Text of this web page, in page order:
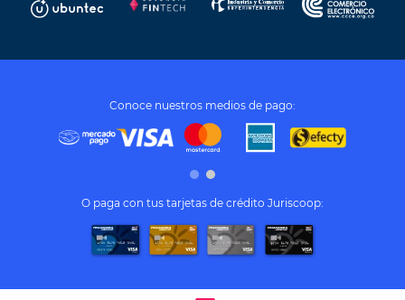
LA TIENDA +
Medios de pago